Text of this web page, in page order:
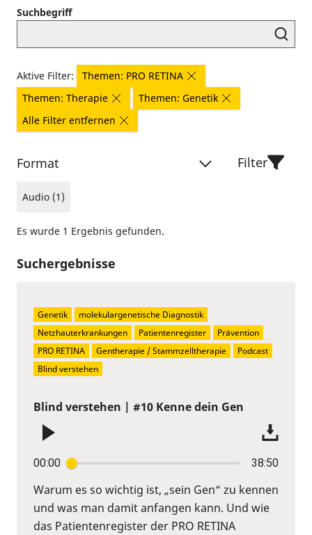
Suchbegriff
Aktive Filter:
Themen: PRO RETINA
Themen: Therapie
Themen: Genetik
Alle Filter entfernen
Format
Audio (1)
Filter
Es wurde 1 Ergebnis gefunden.
Suchergebnisse
Blind verstehen | #10 Kenne dein Gen
00:00 38:50
Warum es so wichtig ist, „sein Gen“ zu kennen
und was man damit anfangen kann. Und wie
das Patientenregister der PRO RETINA
Genetik
molekulargenetische Diagnostik
Netzhauterkrankungen
Patientenregister
Prävention
PRO RETINA
Gentherapie / Stammzelltherapie
Podcast
Blind verstehen